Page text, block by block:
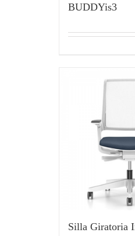
BUDDYis3
Silla Giratoria